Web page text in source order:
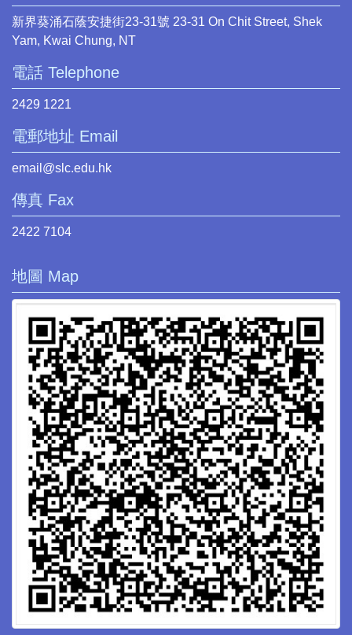
新界葵涌石蔭安捷街23-31號 23-31 On Chit Street, Shek
Yam, Kwai Chung, NT
電話 Telephone
2429 1221
電郵地址 Email
email@slc.edu.hk
傳真 Fax
2422 7104
地圖 Map